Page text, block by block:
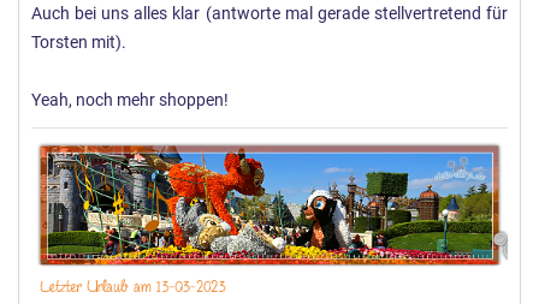
Auch bei uns alles klar (antworte mal gerade stellvertretend für
Torsten mit).
Yeah, noch mehr shoppen!